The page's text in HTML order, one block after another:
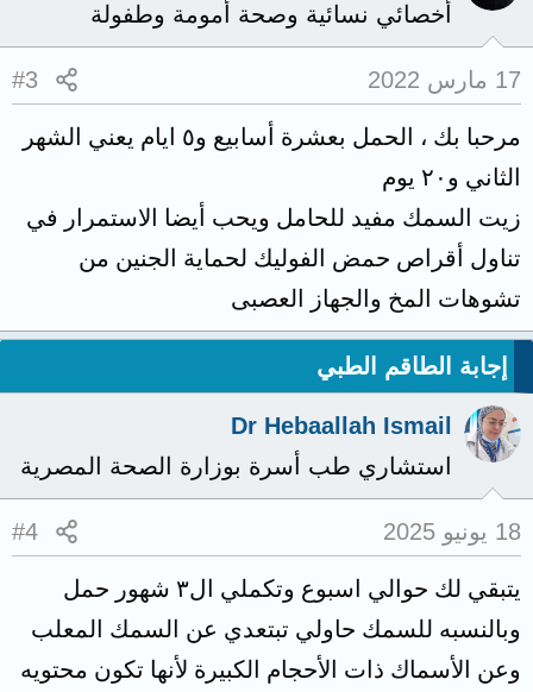
أخصائي نسائية وصحة أمومة وطفولة
17 مارس 2022 #3
مرحبا بك ، الحمل بعشرة أسابيع و٥ ايام يعني الشهر
الثاني و٢٠ يوم
زيت السمك مفيد للحامل ويحب أيضا الاستمرار في
تناول أقراص حمض الفوليك لحماية الجنين من
تشوهات المخ والجهاز العصبى
إجابة الطاقم الطبي
Dr Hebaallah Ismail
استشاري طب أسرة بوزارة الصحة المصرية
18 يونيو 2025 #4
يتبقي لك حوالي اسبوع وتكملي ال٣ شهور حمل
وبالنسبه للسمك حاولي تبتعدي عن السمك المعلب
وعن الأسماك ذات الأحجام الكبيرة لأنها تكون محتويه